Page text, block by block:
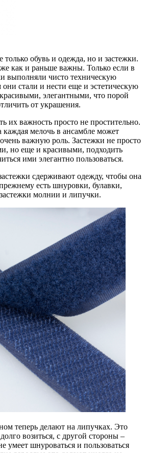
обувь и одежда, но и застежки.
как и раньше важны. Только если в
выполняли чисто техническую
они стали и нести еще и эстетическую
элегантными, что порой
от украшения.
их важность просто не простительно.
каждая мелочь в ансамбле может
важную роль. Застежки не просто
но еще и красивыми, подходить
ими элегантно пользоваться.
сдерживают одежду, чтобы она
есть шнуровки, булавки,
молнии и липучки.
теперь делают на липучках. Это
возиться, с другой стороны –
умеет шнуроваться и пользоваться